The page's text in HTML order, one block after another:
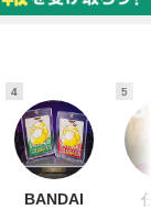
4
BANDAI
5